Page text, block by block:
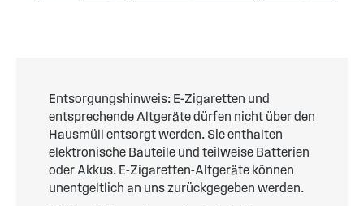
Entsorgungshinweis: E-Zigaretten und
entsprechende Altgeräte dürfen nicht über den
Hausmüll entsorgt werden. Sie enthalten
elektronische Bauteile und teilweise Batterien
oder Akkus. E-Zigaretten-Altgeräte können
unentgeltlich an uns zurückgegeben werden.